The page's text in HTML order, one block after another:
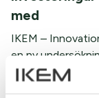
med
IKEM –
en ny